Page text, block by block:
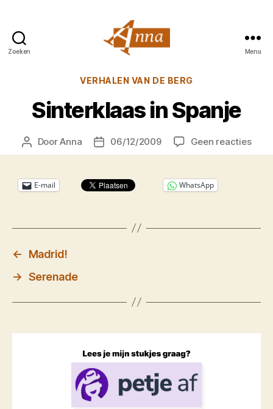
Zoeken
van
Menu
Categorieën
VERHALEN VAN DE BERG
Sinterklaas in Spanje
Berichtauteur
DoorAnna Berichtdatum
06/12/2009 Geen reactiesop
E-mail WhatsApp
←
Madrid!
→ Serenade